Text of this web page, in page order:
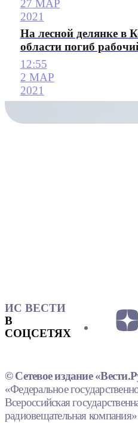
27 МАР
2021
На лесной делянке в
области погиб
12:55
2 МАР
2021
ИС ВЕСТИ
В
СОЦСЕТЯХ
© Сетевое издание
«Федеральное
Всероссийская
радиовещательная